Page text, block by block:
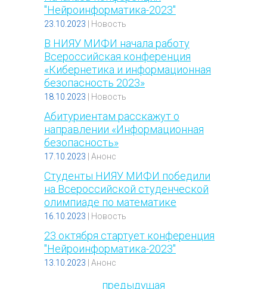
"Нейроинформатика-2023"
23.10.2023 Новость
В НИЯУ МИФИ начала работу
Всероссийская конференция
«Кибернетика и информационная
безопасность 2023»
18.10.2023 Новость
Абитуриентам расскажут о
направлении «Информационная
безопасность»
17.10.2023 Анонс
Студенты НИЯУ МИФИ победили
на Всероссийской студенческой
олимпиаде по математике
16.10.2023 Новость
23 октября стартует конференция
"Нейроинформатика-2023"
13.10.2023 Анонс
предыдущая